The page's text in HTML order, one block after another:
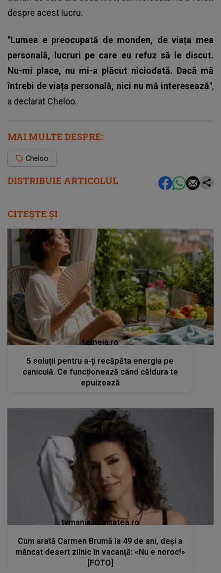
DISTRIBUIE ARTICOLUL
despre acest lucru.
"Lumea e preocupată de monden, de viața mea
personală, lucruri pe care eu refuz să le discut.
Nu-mi place, nu mi-a plăcut niciodată. Dacă mă
întrebi de viața personală, nici nu mă interesează",
a declarat Cheloo.
MAI MULTE DESPRE:
Cheloo
CITEȘTE ȘI
femeia.ro
5 soluții pentru a-ți recăpăta energia pe
caniculă. Ce funcționează când căldura te
epuizează
tvmania.libertatea.ro
Cum arată Carmen Brumă la 49 de ani, deși a
mâncat desert zilnic în vacanță: «Nu e noroc!»
[FOTO]